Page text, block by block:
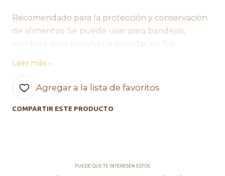
Recomendado para la protección y conservación
de alimentos. Se puede usar para bandejas,
moldes y para envolver o guardar en frio.
Comercial Agapi, Hecho con Amor <3
Leer más
Agregar a la lista de favoritos
COMPARTIR ESTE PRODUCTO
PUEDE QUE TE INTERESEN ESTOS